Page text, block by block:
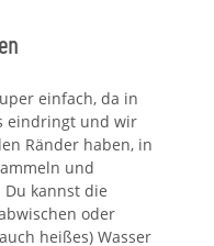
einfach, da in
eindringt und wir
Ränder haben, in
und
kannst die
oder
heißes) Wasser